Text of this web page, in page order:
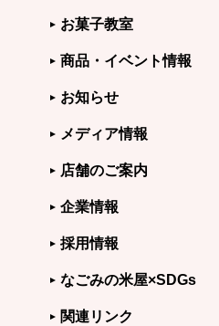
お菓子教室
商品・イベント情報
お知らせ
メディア情報
店舗のご案内
企業情報
採用情報
なごみの米屋×SDGs
関連リンク